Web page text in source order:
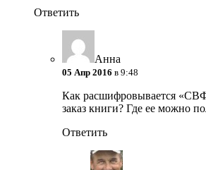
Ответить
Анна
05 Апр 2016 в 9:48
Как расшифровывается
заказ книги? Где ее можно
Ответить